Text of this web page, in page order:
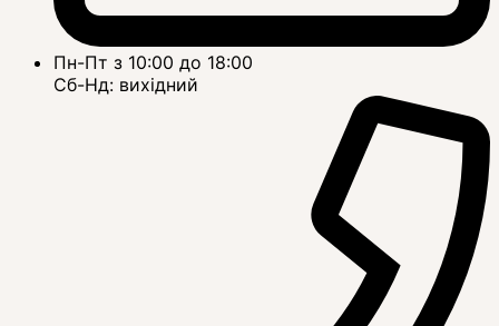
Пн-Пт з 10:00 до 18:00
Сб-Нд: вихідний